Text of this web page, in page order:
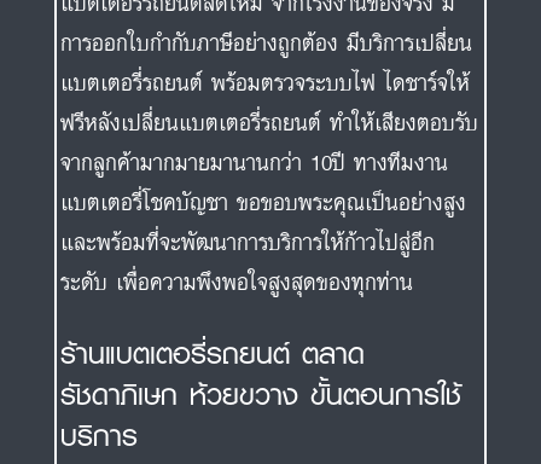
การออกใบกำกับภาษีอย่างถูกต้อง มีบริการเปลี่ยน
แบตเตอรี่รถยนต์ พร้อมตรวจระบบไฟ ไดชาร์จให้
ฟรีหลังเปลี่ยนแบตเตอรี่รถยนต์ ทำให้เสียงตอบรับ
จากลูกค้ามากมายมานานกว่า 10ปี ทางทีมงาน
แบตเตอรี่โชคบัญชา ขอขอบพระคุณเป็นอย่างสูง
และพร้อมที่จะพัฒนาการบริการให้ก้าวไปสู่อีก
ระดับ เพื่อความพึงพอใจสูงสุดของทุกท่าน
ร้านแบตเตอรี่รถยนต์ ตลาด
รัชดาภิเษก ห้วยขวาง ขั้นตอนการใช้
บริการ